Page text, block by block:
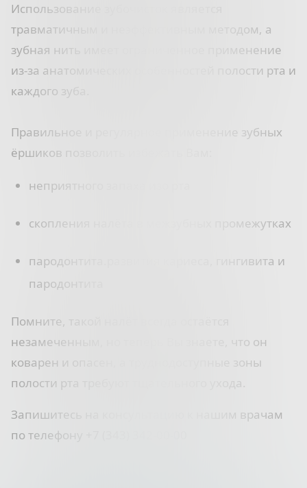
Использование зубочисток является
травматичным и неэффективным методом, а
зубная нить имеет ограниченное применение
из-за анатомических особенностей полости рта и
каждого зуба.
Правильное и регулярное применение зубных
ёршиков позволить избежать Вам:⠀
неприятного запаха изо рта
скопления налёта в межзубных промежутках
пародонтита.развития кариеса, гингивита и
пародонтита
Помните, такой налёт всегда остаётся
незамеченным, но теперь Вы знаете, что он
коварен и опасен, а труднодоступные зоны
полости рта требуют тщательного ухода.
Запишитесь на консультацию
к нашим врачам
по телефону